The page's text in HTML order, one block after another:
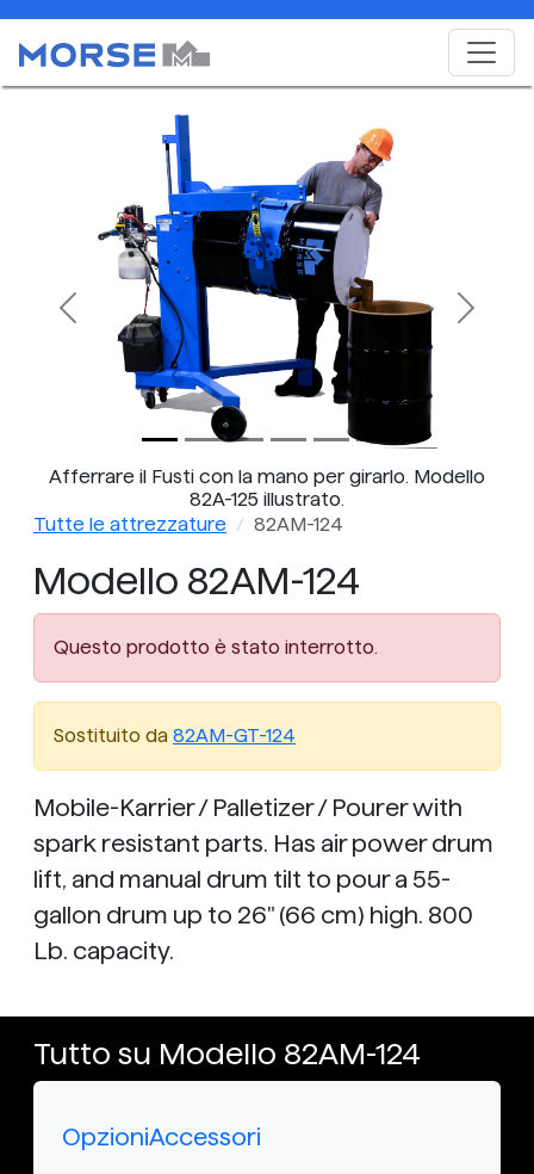
Afferrare il Fusti con la mano per girarlo. Modello
82A-125 illustrato.
Previous Next
Tutte le attrezzature 82AM-124
Modello 82AM-124
Questo prodotto è stato interrotto.
Sostituito da 82AM-GT-124
Mobile-Karrier / Palletizer / Pourer with
spark resistant parts. Has air power drum
lift, and manual drum tilt to pour a 55-
gallon drum up to 26" (66 cm) high. 800
Lb. capacity.
Tutto su Modello 82AM-124
OpzioniAccessori